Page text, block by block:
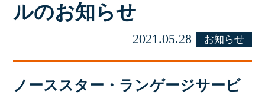
ルのお知らせ
2021.05.28 お知らせ
ノーススター・ランゲージサービ